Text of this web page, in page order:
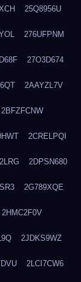
25Q8956U
276UFPNM
27O3D674
2AAYZL7V
2BFZFCNW
2CRELPQI
2DPSN680
2G789XQE
2HMC2F0V
2JDKS9WZ
2LCI7CW6